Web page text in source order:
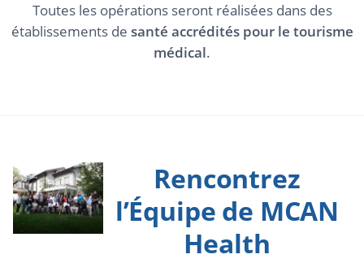
Toutes les opérations seront réalisées dans des
établissements de santé accrédités pour le tourisme
médical.
Rencontrez
l’Équipe de MCAN
Health